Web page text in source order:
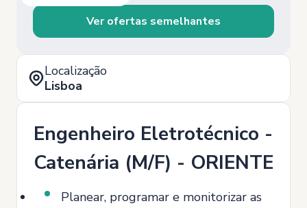
Ver ofertas semelhantes
Localização
Lisboa
Engenheiro Eletrotécnico -
Catenária (M/F) - ORIENTE
Planear, programar e monitorizar as